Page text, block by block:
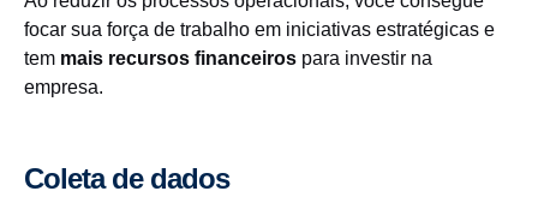
focar sua força de trabalho em iniciativas estratégicas e
tem mais recursos financeiros para investir na
empresa.
Coleta de dados